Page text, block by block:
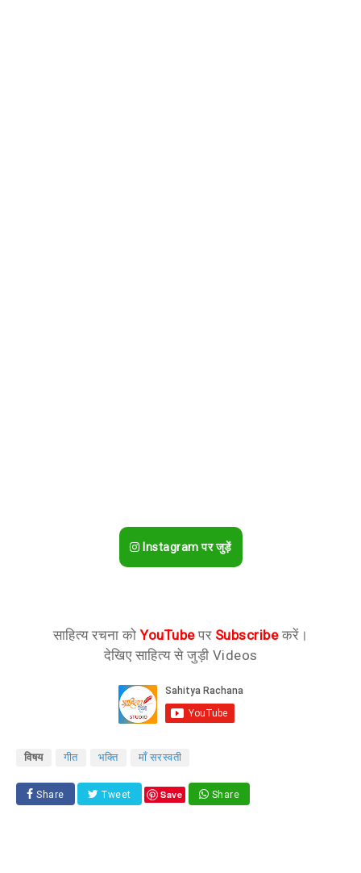
Instagram पर जुड़ें
साहित्य रचना कोYouTubeपर Subscribeकरें।
देखिए साहित्य से जुड़ी Videos
विषय गीत भक्ति माँ सरस्वती
Share Tweet Save Share